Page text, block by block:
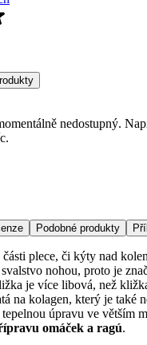
nedostupný.
Podobné produkty
plece, či kýty nad
nohou, proto je
je více libová, než
na kolagen, který je také
úpravu ve větším
omáček a ragú.